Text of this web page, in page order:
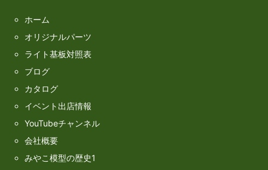
ホーム
オリジナルパーツ
ライト基板対照表
ブログ
カタログ
イベント出店情報
YouTubeチャンネル
会社概要
みやこ模型の歴史1